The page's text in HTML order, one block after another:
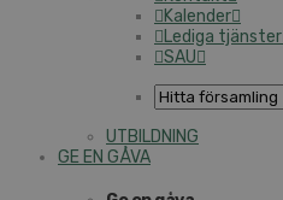
Kalender
Lediga tjänster
SAU
UTBILDNING
GE EN GÅVA